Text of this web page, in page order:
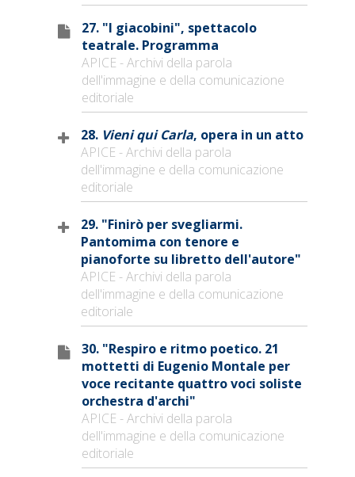
27. "I giacobini", spettacolo
teatrale. Programma
APICE - Archivi della parola
dell'immagine e della comunicazione
editoriale
28. Vieni qui Carla, opera in un atto
APICE - Archivi della parola
dell'immagine e della comunicazione
editoriale
29. "Finirò per svegliarmi.
Pantomima con tenore e
pianoforte su libretto dell'autore"
APICE - Archivi della parola
dell'immagine e della comunicazione
editoriale
30. "Respiro e ritmo poetico. 21
mottetti di Eugenio Montale per
voce recitante quattro voci soliste
orchestra d'archi"
APICE - Archivi della parola
dell'immagine e della comunicazione
editoriale